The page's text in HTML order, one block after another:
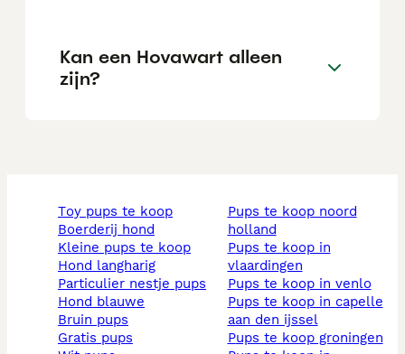
Kan een Hovawart alleen
zijn?
toy pups te koop
boerderij hond
kleine pups te koop
hond langharig
particulier nestje pups
hond blauwe
bruin pups
gratis pups
pups te koop noord
holland
pups te koop in
vlaardingen
pups te koop in venlo
pups te koop in capelle
aan den ijssel
pups te koop groningen